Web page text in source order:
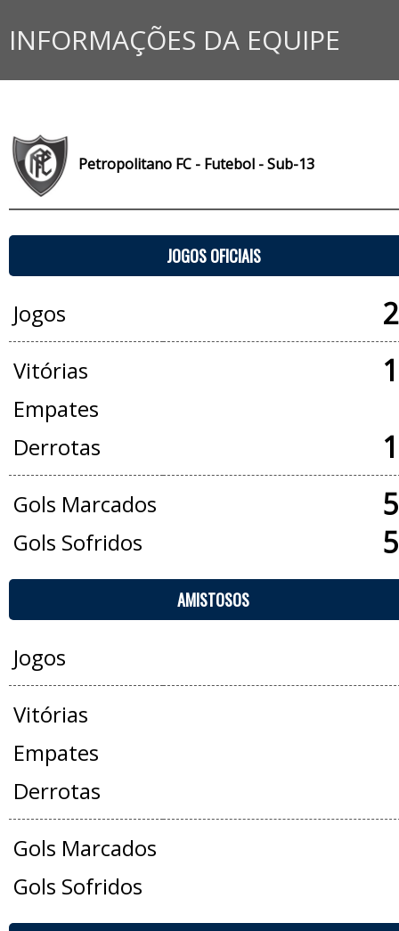
INFORMAÇÕES DA EQUIPE
Petropolitano FC - Futebol - Sub-13
JOGOS OFICIAIS
Jogos
Vitórias
Empates
Derrotas
Gols Marcados
Gols Sofridos
AMISTOSOS
Jogos
Vitórias
Empates
Derrotas
Gols Marcados
Gols Sofridos